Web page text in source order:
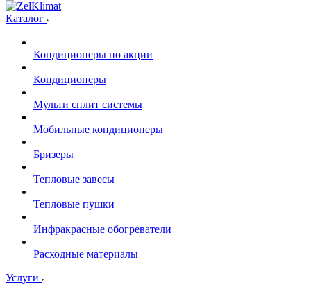
Каталог
Кондиционеры по акции
Кондиционеры
Мульти сплит системы
Мобильные кондиционеры
Бризеры
Тепловые завесы
Тепловые пушки
Инфракрасные обогреватели
Расходные материалы
Услуги